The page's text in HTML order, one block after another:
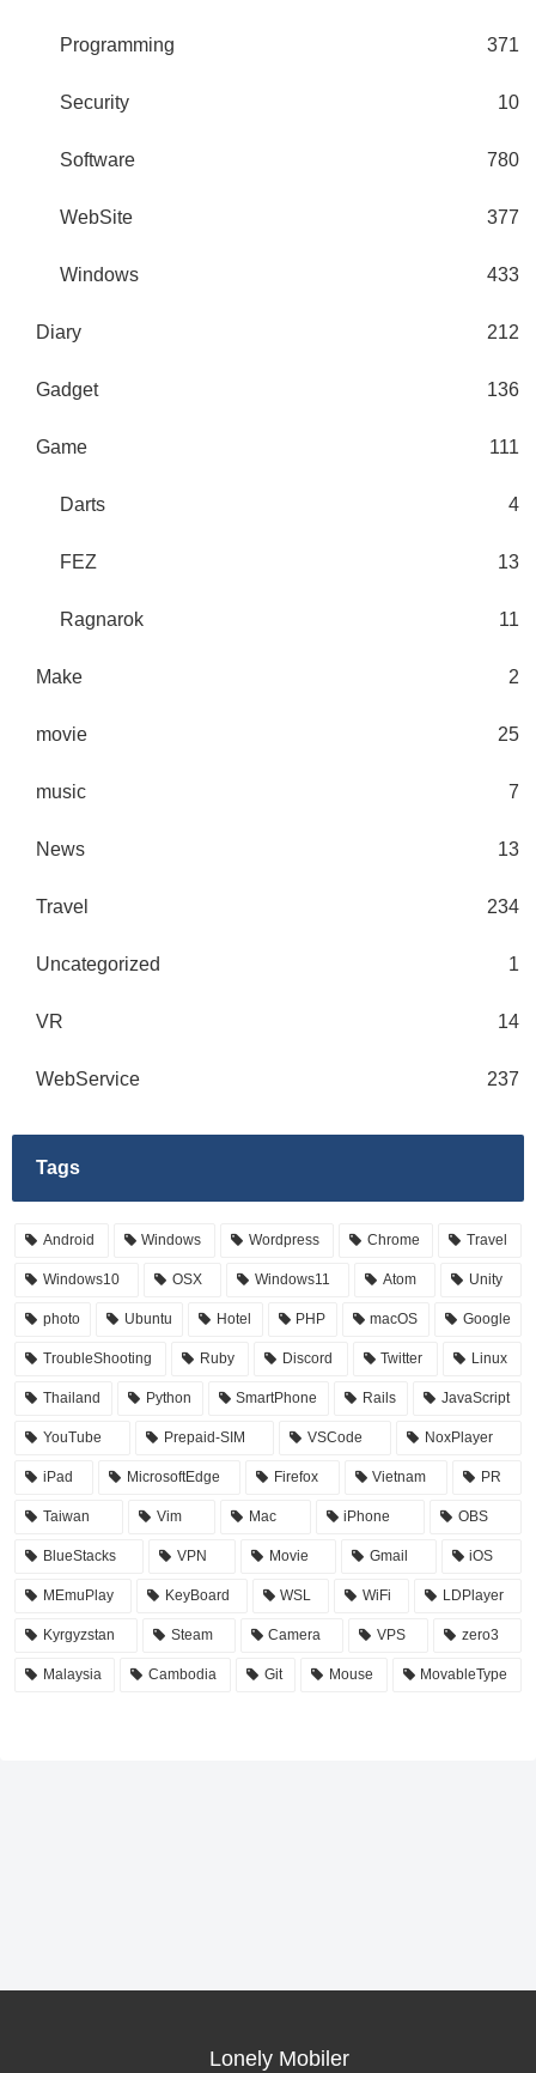
Programming 371
Security 10
Software 780
WebSite 377
Windows 433
Diary 212
Gadget 136
Game 111
Darts 4
FEZ 13
Ragnarok 11
Make 2
movie 25
music 7
News 13
Travel 234
Uncategorized 1
VR 14
WebService 237
Tags
Android Windows Wordpress Chrome Travel
Windows10 OSX Windows11 Atom Unity
photo Ubuntu Hotel PHP macOS Google
TroubleShooting Ruby Discord Twitter Linux
Thailand Python SmartPhone Rails JavaScript
YouTube Prepaid-SIM VSCode NoxPlayer
iPad MicrosoftEdge Firefox Vietnam PR
Taiwan Vim Mac iPhone OBS
BlueStacks VPN Movie Gmail iOS
MEmuPlay KeyBoard WSL WiFi LDPlayer
Kyrgyzstan Steam Camera VPS zero3
Malaysia Cambodia Git Mouse MovableType
Lonely Mobiler